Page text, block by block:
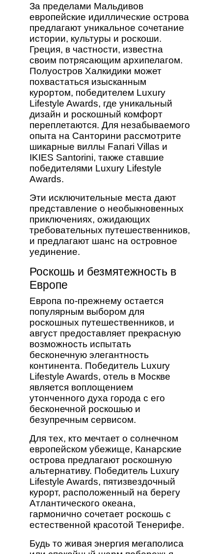
За пределами Мальдивов
европейские идиллические острова
предлагают уникальное сочетание
истории, культуры и роскоши.
Греция, в частности, известна
своим потрясающим архипелагом.
Полуостров Халкидики может
похвастаться изысканным
курортом, победителем Luxury
Lifestyle Awards, где уникальный
дизайн и роскошный комфорт
переплетаются. Для незабываемого
опыта на Санторини рассмотрите
шикарные виллы Fanari Villas и
IKIES Santorini, также ставшие
победителями Luxury Lifestyle
Awards.
Эти исключительные места дают
представление о необыкновенных
приключениях, ожидающих
требовательных путешественников,
и предлагают шанс на островное
уединение.
Роскошь и безмятежность в
Европе
Европа по-прежнему остается
популярным выбором для
роскошных путешественников, и
август предоставляет прекрасную
возможность испытать
бесконечную элегантность
континента. Победитель Luxury
Lifestyle Awards, отель в Москве
является воплощением
утонченного духа города с его
бесконечной роскошью и
безупречным сервисом.
Для тех, кто мечтает о солнечном
европейском убежище, Канарские
острова предлагают роскошную
альтернативу. Победитель Luxury
Lifestyle Awards, пятизвездочный
курорт, расположенный на берегу
Атлантического океана,
гармонично сочетает роскошь с
естественной красотой Тенерифе.
Будь то живая энергия мегаполиса